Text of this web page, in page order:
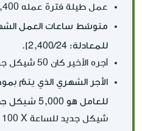
عمل طيلة فترة عمله 2,400 ساعة.
للمعادلة: 2,400/24)
.
أجره الأخير كان 50 شيكل جديد للساعة.
الأجر الشهري الذي يتمّ
للعامل هو 5,000 شيكل جديد
شيكل جديد للساعة X‏ 100 ساعة في الشهر).